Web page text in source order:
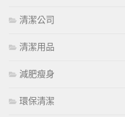
清潔公司
清潔用品
減肥瘦身
環保清潔